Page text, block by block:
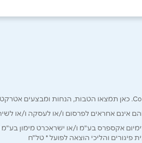
אינם אחראים לפרסום ו/או לעסקה ו/או
אקספרס בע"מ ו/או ישראכרט מימון בע"מ
פיגורים והליכי הוצאה לפועל * טל"ח